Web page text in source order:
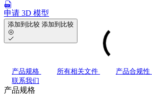
申请 3D 模型
添加到比较 添加到比较
产品规格 所有相关文件 产品合规性
联系我们
产品规格